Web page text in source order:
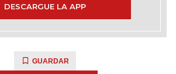
DESCARGUE LA APP
GUARDAR